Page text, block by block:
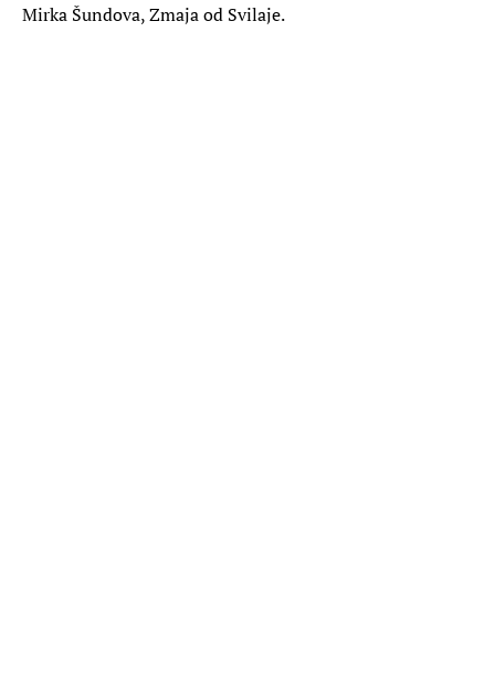
Mirka Šundova, Zmaja od Svilaje.